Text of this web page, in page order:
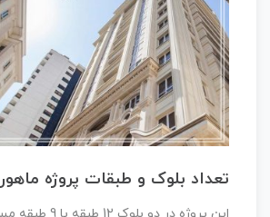
تعداد بلوک و طبقات پروژه ماهور 2